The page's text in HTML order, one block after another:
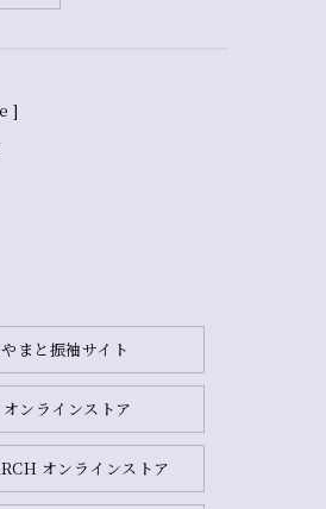
]
まと振袖サイト
ンラインストア
オンラインストア